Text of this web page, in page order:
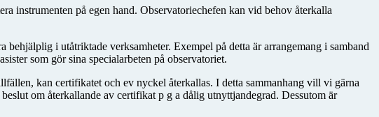
instrumenten på egen hand. Observatoriechefen kan vid behov återkalla
i utåtriktade verksamheter. Exempel på detta är arrangemang i samband
som gör sina specialarbeten på observatoriet.
kan certifikatet och ev nyckel återkallas. I detta sammanhang vill vi gärna
om återkallande av certifikat p g a dålig utnyttjandegrad. Dessutom är